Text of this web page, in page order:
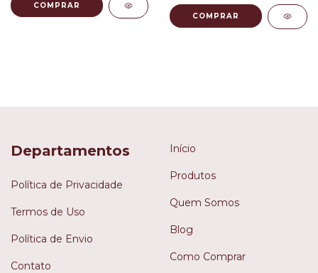
COMPRAR
COMPRAR
Departamentos
Política de Privacidade
Termos de Uso
Política de Envio
Contato
Início
Produtos
Quem Somos
Blog
Como Comprar